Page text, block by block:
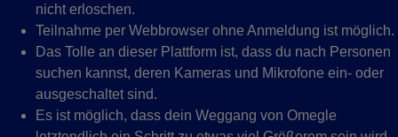
nicht erloschen.
Teilnahme per Webbrowser ohne Anmeldung ist möglich.
Das Tolle an dieser Plattform ist, dass du nach Personen
suchen kannst, deren Kameras und Mikrofone ein- oder
ausgeschaltet sind.
Es ist möglich, dass dein Weggang von Omegle